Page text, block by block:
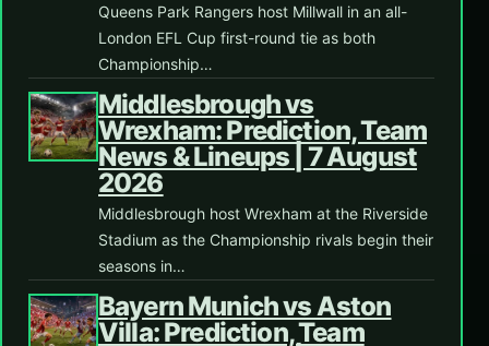
Queens Park Rangers host Millwall in an all-
London EFL Cup first-round tie as both
Championship…
Middlesbrough vs
Wrexham: Prediction, Team
News & Lineups | 7 August
2026
Middlesbrough host Wrexham at the Riverside
Stadium as the Championship rivals begin their
seasons in…
Bayern Munich vs Aston
Villa: Prediction, Team